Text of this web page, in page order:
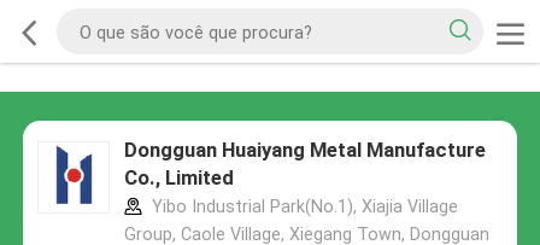
Dongguan Huaiyang Metal Manufacture
Co., Limited
Yibo Industrial Park(No.1), Xiajia Village
Group, Caole Village, Xiegang Town, Dongguan